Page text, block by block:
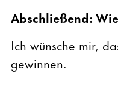
Abschließend:
Ich wünsche mir,
gewinnen.